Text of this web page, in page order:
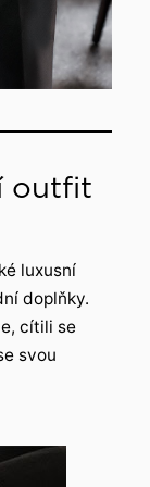
outfit
luxusní
doplňky.
cítili se
svou